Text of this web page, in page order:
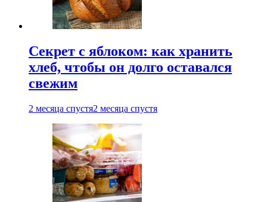
Секрет с яблоком: как хранить
хлеб, чтобы он долго оставался
свежим
2 месяца спустя2 месяца спустя